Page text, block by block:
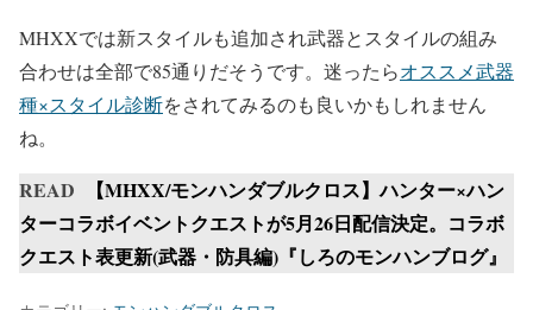
MHXXでは新スタイルも追加され武器とスタイルの組み
合わせは全部で85通りだそうです。迷ったらオススメ武器
種×スタイル診断をされてみるのも良いかもしれません
ね。
READ
【MHXX/モンハンダブルクロス】ハンター×ハン
ターコラボイベントクエストが5月26日配信決定。コラボ
クエスト表更新(武器・防具編)『しろのモンハンブログ』